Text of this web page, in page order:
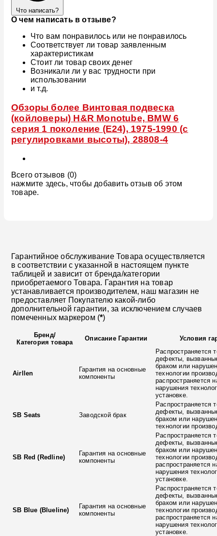
Что написать?
О чем написать в отзыве?
Что вам понравилось или не понравилось
Соответствует ли товар заявленным
характеристикам
Стоит ли товар своих денег
Возникали ли у вас трудности при
использовании
и т.д.
Обзоры более Винтовая подвеска
(койловеры) H&R Monotube, BMW 6
серия 1 поколение (E24), 1975-1990 (с
регулировками высоты), 28808-4
Всего отзывов (0)
нажмите здесь, чтобы добавить отзыв об этом
товаре.
Гарантийное обслуживание Товара осуществляется
в соответствии с указанной в настоящем пункте
таблицей и зависит от бренда/категории
приобретаемого Товара. Гарантия на товар
устанавливается производителем, наш магазин не
предоставляет Покупателю какой-либо
дополнительной гарантии, за исключением случаев
помеченных маркером (*)
Бренд/
Категория товара
Описание Гарантии Условия
Airllen
Гарантия на основные
компоненты
Распространяется
дефекты,
браком или
технологии
распространяется
нарушения
установке.
SB Seats Заводской брак
Распространяется
дефекты,
браком или
технологии
SB Red (Redline)
Гарантия на основные
компоненты
Распространяется
дефекты,
браком или
технологии
распространяется
нарушения
установке.
SB Blue (Blueline)
Гарантия на основные
компоненты
Распространяется
дефекты,
браком или
технологии
распространяется
нарушения
установке.